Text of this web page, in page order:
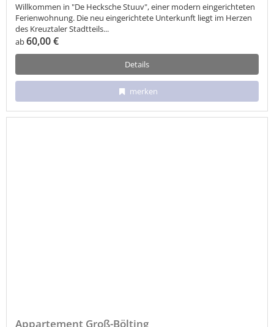
Willkommen in "De Hecksche Stuuv", einer modern eingerichteten
Ferienwohnung. Die neu eingerichtete Unterkunft liegt im Herzen
des Kreuztaler Stadtteils...
ab60,00 €
Details
merken
Appartement Groß-Bölting